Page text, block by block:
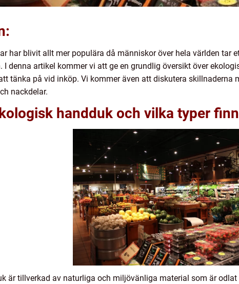
har blivit allt mer populära då människor över hela världen tar
I denna artikel kommer vi att ge en grundlig översikt över
tänka på vid inköp. Vi kommer även att diskutera skillnaderna
nackdelar.
handduk och vilka typer
är tillverkad av naturliga och miljövänliga material som är